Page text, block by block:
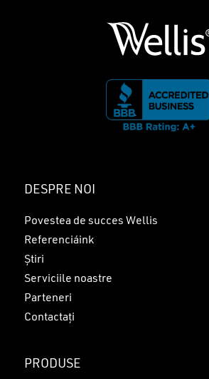
GO TO SHOP
DESPRE NOI
Povestea de succes Wellis
Referenciáink
Știri
Serviciile noastre
Parteneri
Contactați
PRODUSE